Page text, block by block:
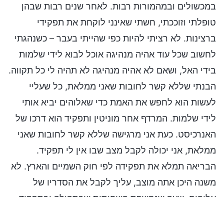
במכשולים ובמהמורות רבות. לאחר שנים רבות שבהן
טופלתי וזוככתי, חשתי שאינני לוקחת את תפקידי
ברצינות. לא רציתי להיות כפי שהייתי בעבר – כשנהגתי
לחשוב שכל עוד אהיה מנהיגה אוכל לבוא לידי שלמות
בידי האל, ושאם לא אהיה מנהיגה לא תהיה לי כל תקווה.
הבנתי שללא קשר לחובות שאני ממלאת, כל שעליי
לעשות הוא לחפש את האמת כדי שאלוהים יביא אותי
לידי שלמות. המרדף אחר מוניטין ותפקיד הוא דרכו של
האנרכיסט. כעת אני מרגישה שללא קשר לחובות שאני
ממלאת, אני יכולה לקבל מצב שבו אין לי תפקיד.
הבריאה תמלא את תפקידה לפי חוק השמיים והארץ. לא
משנה היכן אתה מוצב, עליך לקבל את הסדריו של